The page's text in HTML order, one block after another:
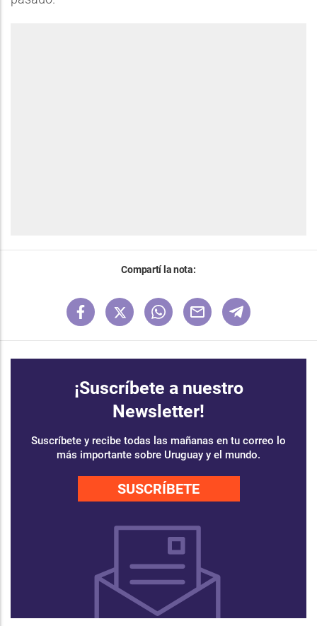
Compartí la nota:
¡Suscríbete a nuestro
Newsletter!
Suscríbete y recibe todas las mañanas en tu correo lo
más importante sobre Uruguay y el mundo.
SUSCRÍBETE